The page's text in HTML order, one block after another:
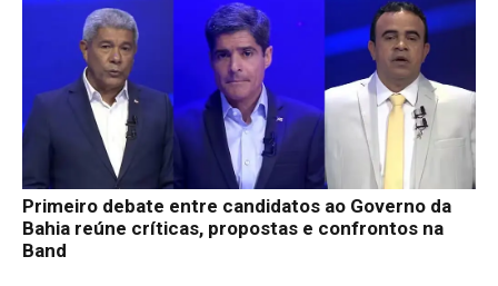
Primeiro debate entre candidatos ao Governo da
Bahia reúne críticas, propostas e confrontos na
Band